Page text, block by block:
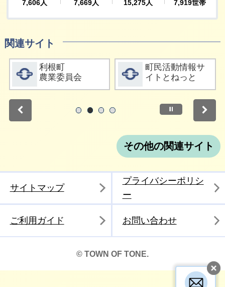
関連サイト
詳細をみる
利根町
農業委員会
詳細をみる
町民活動情報サ
イトとねっと
停止
その他の関連サイト
サイトマップ
プライバシーポリシ
ー
ご利用ガイド お問い合わせ
© TOWN OF TONE.